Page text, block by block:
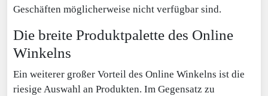
Geschäften möglicherweise nicht verfügbar sind.
Die breite Produktpalette des Online
Winkelns
Ein weiterer großer Vorteil des Online Winkelns ist die
riesige Auswahl an Produkten. Im Gegensatz zu